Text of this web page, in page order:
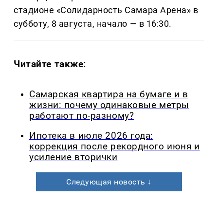
стадионе «Солидарность Самара Арена» в
субботу, 8 августа, начало — в 16:30.
Читайте также:
Самарская квартира на бумаге и в
жизни: почему одинаковые метры
работают по-разному?
Ипотека в июле 2026 года:
коррекция после рекордного июня и
усиление вторички
Следующая новость ↓